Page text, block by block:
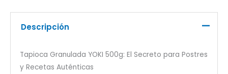
Descripción
Tapioca Granulada YOKI 500g: El Secreto para Postres
y Recetas Auténticas